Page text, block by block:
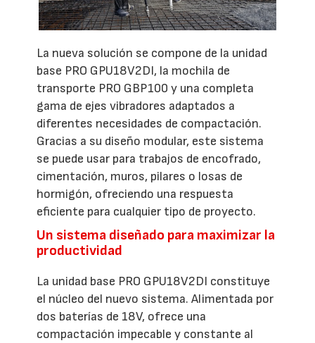
La nueva solución se compone de la unidad
base PRO GPU18V2DI, la mochila de
transporte PRO GBP100 y una completa
gama de ejes vibradores adaptados a
diferentes necesidades de compactación.
Gracias a su diseño modular, este sistema
se puede usar para trabajos de encofrado,
cimentación, muros, pilares o losas de
hormigón, ofreciendo una respuesta
eficiente para cualquier tipo de proyecto.
Un sistema diseñado para maximizar la
productividad
La unidad base PRO GPU18V2DI constituye
el núcleo del nuevo sistema. Alimentada por
dos baterías de 18V, ofrece una
compactación impecable y constante al